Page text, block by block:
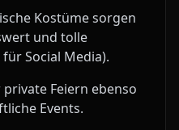
Kostüme sorgen
und tolle
Social Media).
Feiern ebenso
Events.